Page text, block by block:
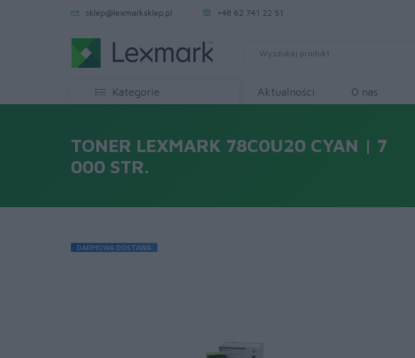
sklep@lexmarksklep.pl +48 62 741 22 51
Kategorie Aktualności O nas
TONER LEXMARK 78C0U20 CYAN | 7
000 STR.
DARMOWA DOSTAWA